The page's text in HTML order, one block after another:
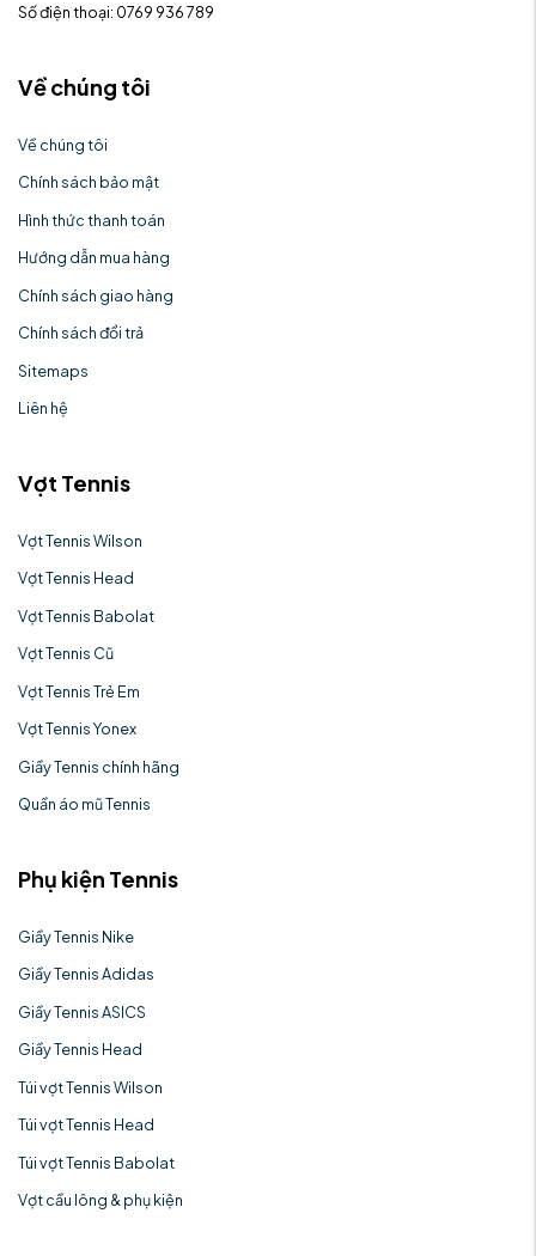
Số điện thoại: 0769 936 789
Về chúng tôi
Về chúng tôi
Chính sách bảo mật
Hình thức thanh toán
Hướng dẫn mua hàng
Chính sách giao hàng
Chính sách đổi trả
Sitemaps
Liên hệ
Vợt Tennis
Vợt Tennis Wilson
Vợt Tennis Head
Vợt Tennis Babolat
Vợt Tennis Cũ
Vợt Tennis Trẻ Em
Vợt Tennis Yonex
Giầy Tennis chính hãng
Quần áo mũ Tennis
Phụ kiện Tennis
Giầy Tennis Nike
Giầy Tennis Adidas
Giầy Tennis ASICS
Giầy Tennis Head
Túi vợt Tennis Wilson
Túi vợt Tennis Head
Túi vợt Tennis Babolat
Vợt cầu lông & phụ kiện